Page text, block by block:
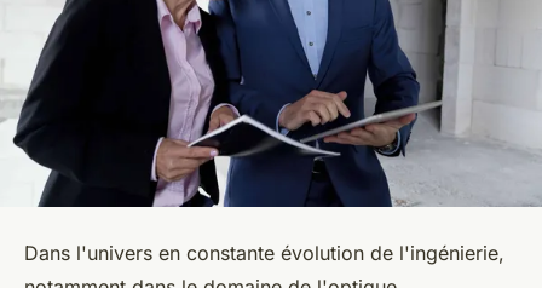
Dans l'univers en constante évolution de l'ingénierie,